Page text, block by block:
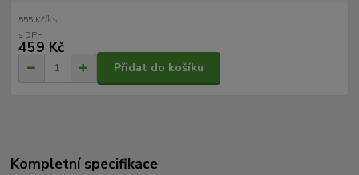
555 Kč/ks
459 Kč
Přidat do košíku
Kompletní specifikace